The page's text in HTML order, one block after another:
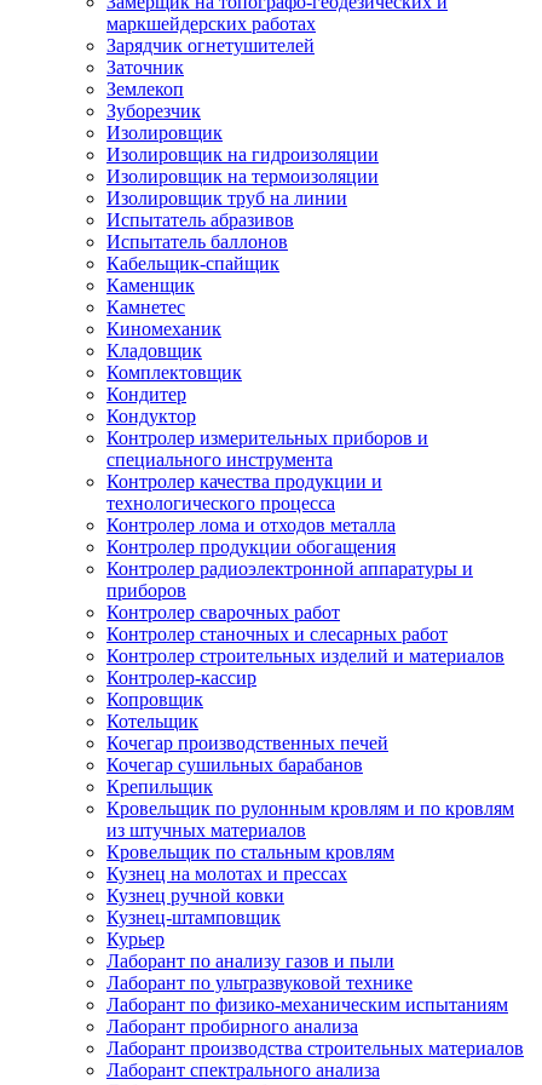
маркшейдерских работах
Зарядчик огнетушителей
Заточник
Землекоп
Зуборезчик
Изолировщик
Изолировщик на гидроизоляции
Изолировщик на термоизоляции
Изолировщик труб на линии
Испытатель абразивов
Испытатель баллонов
Кабельщик-спайщик
Каменщик
Камнетес
Киномеханик
Кладовщик
Комплектовщик
Кондитер
Кондуктор
Контролер измерительных приборов и
специального инструмента
Контролер качества продукции и
технологического процесса
Контролер лома и отходов металла
Контролер продукции обогащения
Контролер радиоэлектронной аппаратуры и
приборов
Контролер сварочных работ
Контролер станочных и слесарных работ
Контролер строительных изделий и материалов
Контролер-кассир
Копровщик
Котельщик
Кочегар производственных печей
Кочегар сушильных барабанов
Крепильщик
Кровельщик по рулонным кровлям и по кровлям
из штучных материалов
Кровельщик по стальным кровлям
Кузнец на молотах и прессах
Кузнец ручной ковки
Кузнец-штамповщик
Курьер
Лаборант по анализу газов и пыли
Лаборант по ультразвуковой технике
Лаборант по физико-механическим испытаниям
Лаборант пробирного анализа
Лаборант производства строительных материалов
Лаборант спектрального анализа